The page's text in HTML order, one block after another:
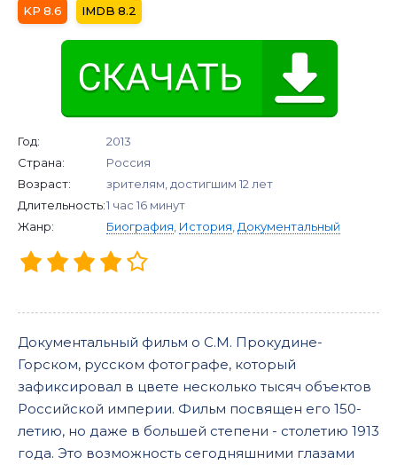
8.6 8.2
Год:
2013
Страна:
Россия
Возраст:
зрителям, достигшим 12 лет
Длительность:1 час 16 минут
Жанр:
Биография История Документальный
Документальный фильм о С.М. Прокудине-
Горском, русском фотографе, который
зафиксировал в цвете несколько тысяч объектов
Российской империи. Фильм посвящен его 150-
летию, но даже в большей степени - столетию 1913
года. Это возможность сегодняшними глазами